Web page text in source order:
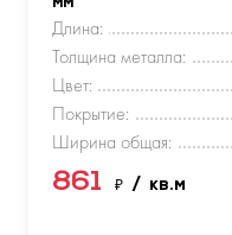
Длина:
Толщина металла:
Цвет:
Покрытие:
Ширина общая:
861 ₽ / кв.м